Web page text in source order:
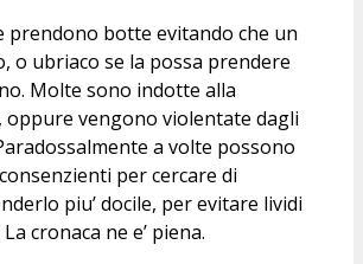
prendono botte evitando che un
o ubriaco se la possa prendere
Molte sono indotte alla
vengono violentate dagli
a volte possono
per cercare di
piu’ docile, per evitare lividi
cronaca ne e’ piena.